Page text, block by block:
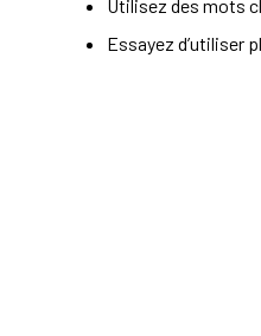
Utilisez des mots
Essayez d’utiliser